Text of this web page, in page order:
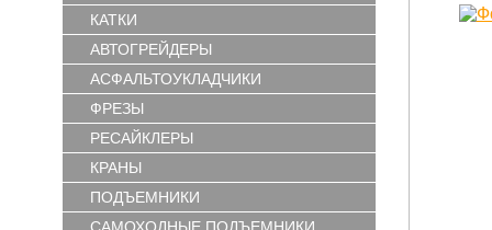
КАТКИ
АВТОГРЕЙДЕРЫ
АСФАЛЬТОУКЛАДЧИКИ
ФРЕЗЫ
РЕСАЙКЛЕРЫ
КРАНЫ
ПОДЪЕМНИКИ